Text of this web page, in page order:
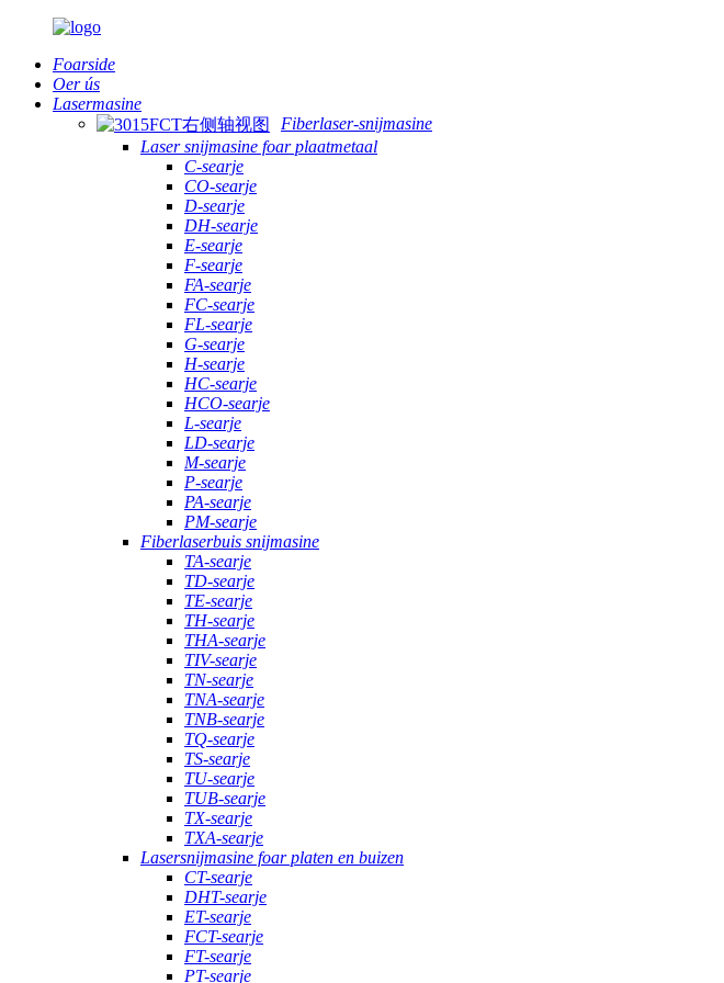
Foarside
Oer ús
Lasermasine
Fiberlaser-snijmasine
Laser snijmasine foar plaatmetaal
C-searje
CO-searje
D-searje
DH-searje
E-searje
F-searje
FA-searje
FC-searje
FL-searje
G-searje
H-searje
HC-searje
HCO-searje
L-searje
LD-searje
M-searje
P-searje
PA-searje
PM-searje
Fiberlaserbuis snijmasine
TA-searje
TD-searje
TE-searje
TH-searje
THA-searje
TIV-searje
TN-searje
TNA-searje
TNB-searje
TQ-searje
TS-searje
TU-searje
TUB-searje
TX-searje
TXA-searje
Lasersnijmasine foar platen en buizen
CT-searje
DHT-searje
ET-searje
FCT-searje
FT-searje
PT-searje